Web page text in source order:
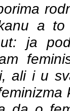
a
ja
ali i u